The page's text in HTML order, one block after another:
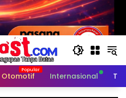
Otomotif Internasional